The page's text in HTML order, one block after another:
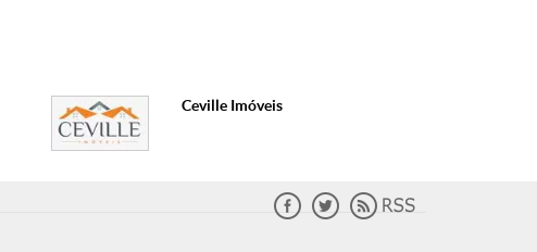
Ceville Imóveis